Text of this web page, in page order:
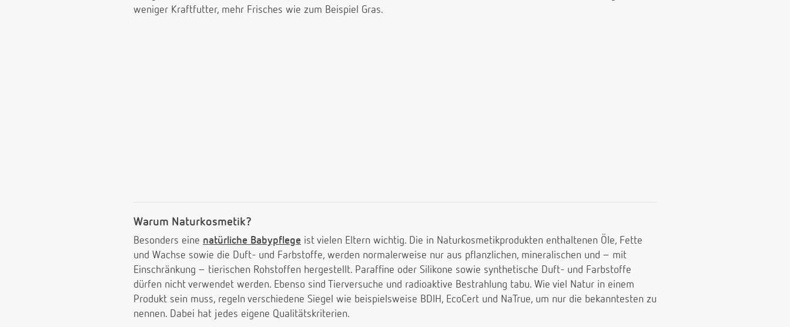
weniger Kraftfutter, mehr Frisches wie zum Beispiel Gras.
Warum Naturkosmetik?
Besonders eine natürliche Babypflege ist vielen Eltern wichtig. Die in Naturkosmetikprodukten enthaltenen Öle, Fette
und Wachse sowie die Duft- und Farbstoffe, werden normalerweise nur aus pflanzlichen, mineralischen und – mit
Einschränkung – tierischen Rohstoffen hergestellt. Paraffine oder Silikone sowie synthetische Duft- und Farbstoffe
dürfen nicht verwendet werden. Ebenso sind Tierversuche und radioaktive Bestrahlung tabu. Wie viel Natur in einem
Produkt sein muss, regeln verschiedene Siegel wie beispielsweise BDIH, EcoCert und NaTrue, um nur die bekanntesten zu
nennen. Dabei hat jedes eigene Qualitätskriterien.